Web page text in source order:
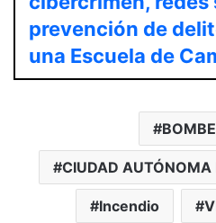
prevención de
una Escuela de
CIUDAD AUTÓNOMA
Incendio